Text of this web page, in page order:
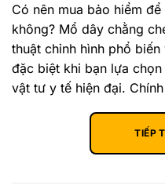
Có nên mua bảo hiểm
không? Mổ dây chằng
thuật chỉnh hình phổ
đặc biệt khi bạn lựa
vật tư y tế hiện đại.
TIẾP